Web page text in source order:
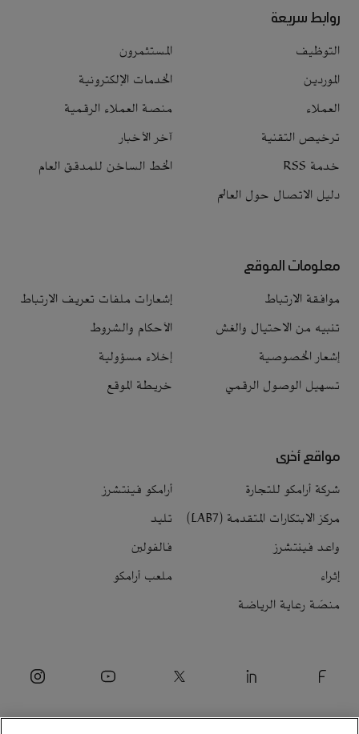
روابط سريعة
التوظيف
المستثمرون
الموردين
الخدمات الإلكترونية
العملاء
منصة العملاء الرقمية
ترخيص التقنية
آخر الأخبار
خدمة RSS
الخط الساخن للمدقق العام
دليل الاتصال حول العالم
معلومات الموقع
موافقة الارتباط
إشعارات ملفات تعريف الارتباط
تنبيه من الاحتيال والغش
الأحكام والشروط
إشعار الخصوصية
إخلاء مسؤولية
تسهيل الوصول الرقمي
خريطة الموقع
مواقع أخرى
شركة أرامكو للتجارة
أرامكو فينتشرز
مركز الابتكارات المتقدمة (LAB7)
تليد
واعد فينتشرز
فالفولين
إثراء
ملعب أرامكو
منصّة رعاية الرياضة